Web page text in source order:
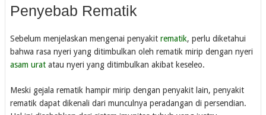
Penyebab Rematik
Sebelum menjelaskan mengenai penyakit rematik, perlu diketahui
bahwa rasa nyeri yang ditimbulkan oleh rematik mirip dengan nyeri
asam urat atau nyeri yang ditimbulkan akibat keseleo.
Meski gejala rematik hampir mirip dengan penyakit lain, penyakit
rematik dapat dikenali dari munculnya peradangan di persendian.